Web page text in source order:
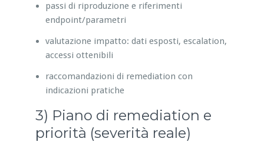
passi di riproduzione e riferimenti
endpoint/parametri
valutazione impatto: dati esposti, escalation,
accessi ottenibili
raccomandazioni di remediation con
indicazioni pratiche
3) Piano di remediation e
priorità (severità reale)